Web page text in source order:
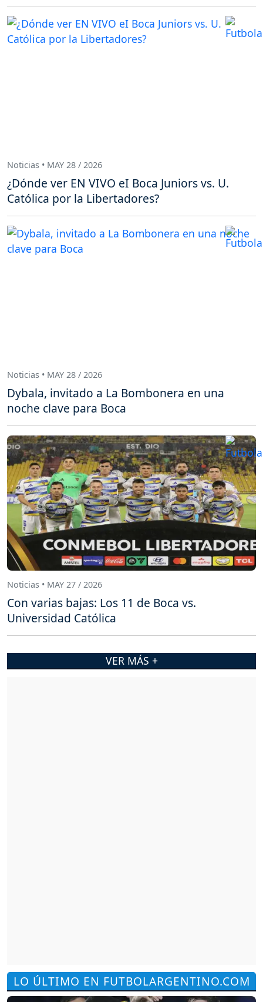
LO ÚLTIMO EN FUTBOLARGENTINO.COM
Noticias • MAY 28 / 2026
¿Dónde ver EN VIVO eI Boca Juniors vs. U.
Católica por la Libertadores?
Noticias • MAY 28 / 2026
Dybala, invitado a La Bombonera en una
noche clave para Boca
Noticias • MAY 27 / 2026
Con varias bajas: Los 11 de Boca vs.
Universidad Católica
VER MÁS +